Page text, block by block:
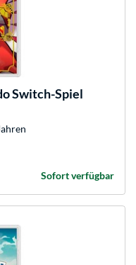
Switch-Spiel
Sofort verfügbar